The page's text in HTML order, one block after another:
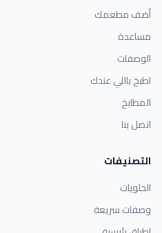
أضف مطعمك
مساعدة
الوصفات
اطبخ باللي عندك
المطابخ
اتصل بنا
التصنيفات
الحلويات
وصفات سريعة